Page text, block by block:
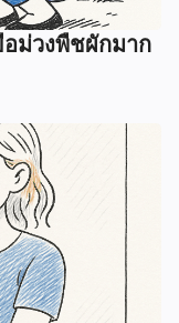
ม่วงพืชผักมาก